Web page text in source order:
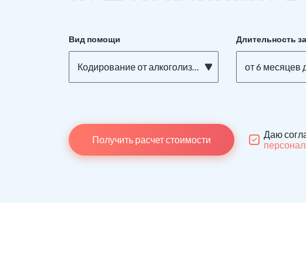
Вид помощи
Кодирование от алкоголизма ТОРПЕДО на дому
Длительность
от 6 месяцев
Получить расчет стоимости
Даю